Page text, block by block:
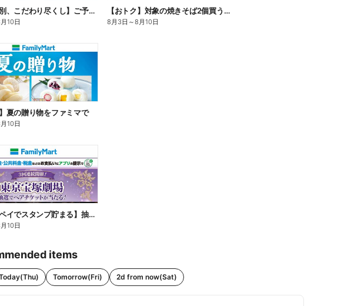
【旨さ格別、こだわり尽くし】ご予約弁当
10日
【おトク】対象の焼きそば2個買うと100円引き!
8月3日 ～8月10日
】夏の贈り物をファミマで
10日
【ファミペイでスタンプ貯まる】抽選でペアチケットが当たる!
10日
items
Tomorrow(Fri) 2d from now(Sat)